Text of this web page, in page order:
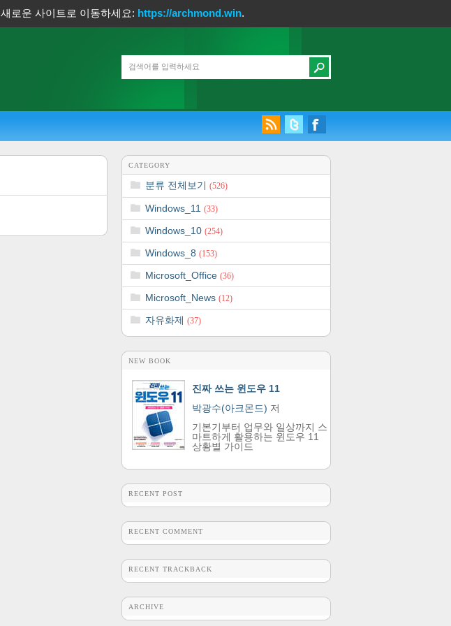
새로운 사이트로 이동하세요: https://archmond.win.
CATEGORY
분류 전체보기 (526)
Windows_11 (33)
Windows_10 (254)
Windows_8 (153)
Microsoft_Office (36)
Microsoft_News (12)
자유화제 (37)
NEW BOOK
진짜 쓰는 윈도우 11
박광수(아크몬드) 저
기본기부터 업무와 일상까지 스
마트하게 활용하는 윈도우 11
상황별 가이드
RECENT POST
RECENT COMMENT
RECENT TRACKBACK
ARCHIVE